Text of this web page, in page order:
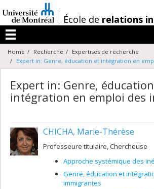
au
contenu
/École de relations
Menu
Home Recherche
Expertises de recherche
Expert in: Genre, éducation et intégration en
Expert in: Genre,
intégration en emploi des
CHICHA, Marie-Thérèse
Professeure titulaire, Chercheuse
Approche systémique des
Genre, éducation et
immigrantes